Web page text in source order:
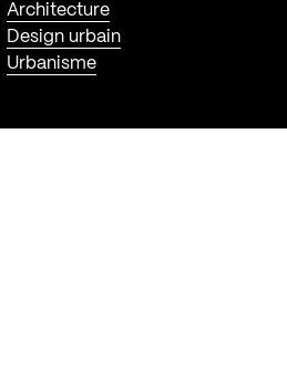
Architecture
Design urbain
Urbanisme